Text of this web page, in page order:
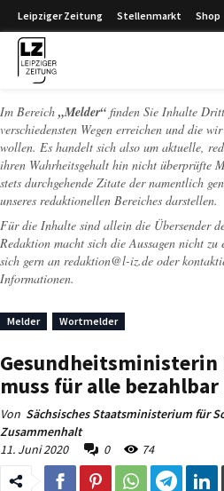
Leipziger Zeitung Stellenmarkt Shop
Im Bereich „Melder“ finden Sie Inhalte
verschiedensten Wegen erreichen und die
wollen. Es handelt sich also um aktuelle,
ihren Wahrheitsgehalt hin nicht überprüfte
stets durchgehende Zitate der namentlich
unseres redaktionellen Bereiches darstellen.
Für die Inhalte sind allein die Übersender
Redaktion macht sich die Aussagen nicht zu
sich gern an redaktion@l-iz.de oder
Informationen.
Melder Wortmelder
Gesundheitsministerin
muss für alle
Von Sächsisches Staatsministerium für
Zusammenhalt
11. Juni 2020
0 74